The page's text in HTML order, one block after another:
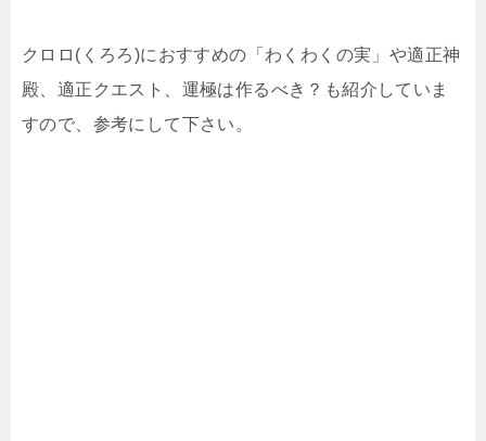
クロロ(くろろ)におすすめの「わくわくの実」や適正神
殿、適正クエスト、運極は作るべき？も紹介していま
すので、参考にして下さい。